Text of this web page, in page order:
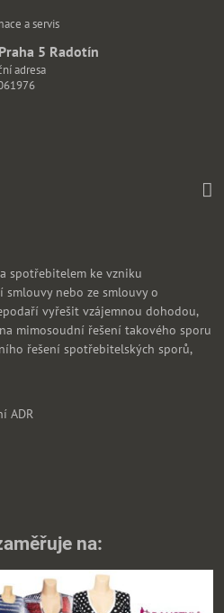
a servis
5 Radotín
adresa
spotřebitelem ke vzniku
nebo ze smlouvy o
vyřešit vzájemnou dohodou,
mimosoudní řešení takového sporu
řešení spotřebitelských sporů,
ADR
na: